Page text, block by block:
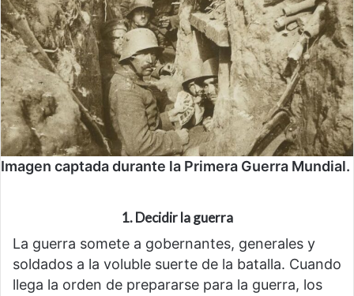
Imagen captada durante la Primera Guerra Mundial.
1. Decidir la guerra
La guerra somete a gobernantes, generales y
soldados a la voluble suerte de la batalla. Cuando
llega la orden de prepararse para la guerra, los